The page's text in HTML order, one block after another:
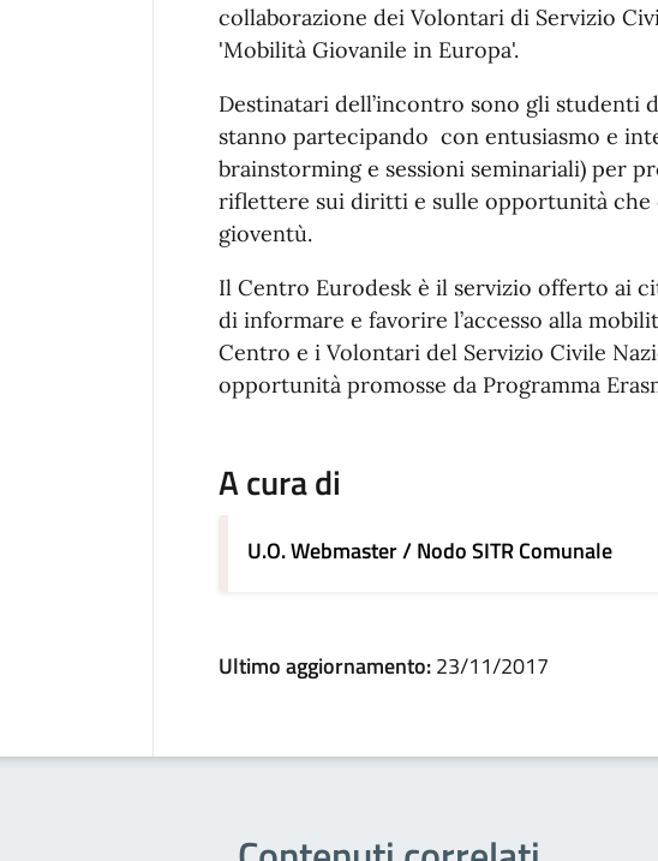
collaborazione dei Volontari di Servizio
'Mobilità Giovanile in Europa'.
Destinatari dell’incontro sono gli studenti
stanno partecipando con entusiasmo e
brainstorming e sessioni seminariali) per
riflettere sui diritti e sulle opportunità che
gioventù.
Il Centro Eurodesk è il servizio offerto ai
di informare e favorire l’accesso alla
Centro e i Volontari del Servizio Civile
opportunità promosse da Programma
A cura di
U.O. Webmaster / Nodo SITR Comunale
Ultimo aggiornamento:23/11/2017